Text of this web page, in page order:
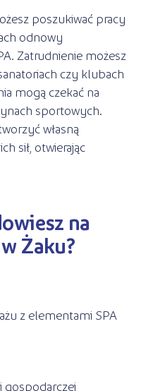
poszukiwać pracy
odnowy
Zatrudnienie możesz
czy klubach
mogą czekać na
sportowych.
własną
sił, otwierając
na
Żaku?
z elementami SPA
gospodarczej